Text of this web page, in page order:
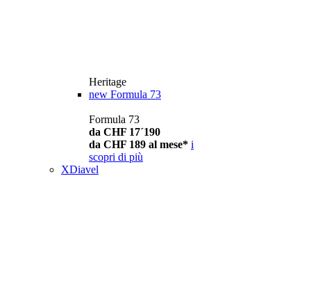
Heritage
new Formula 73
Formula 73
da CHF 17´190
da CHF 189 al mese* i
scopri di più
XDiavel